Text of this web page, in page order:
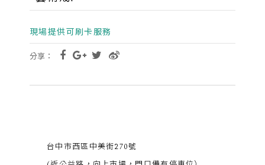
現場提供可刷卡服務
分享：
台中市西區中美街270號